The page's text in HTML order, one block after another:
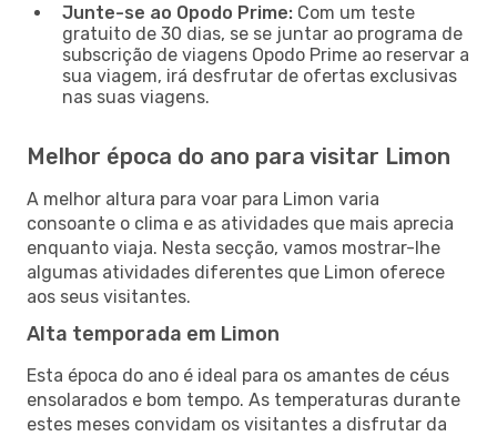
Junte-se ao Opodo Prime: Com um teste
gratuito de 30 dias, se se juntar ao programa de
subscrição de viagens Opodo Prime ao reservar a
sua viagem, irá desfrutar de ofertas exclusivas
nas suas viagens.
Melhor época do ano para visitar Limon
A melhor altura para voar para Limon varia
consoante o clima e as atividades que mais aprecia
enquanto viaja. Nesta secção, vamos mostrar-lhe
algumas atividades diferentes que Limon oferece
aos seus visitantes.
Alta temporada em Limon
Esta época do ano é ideal para os amantes de céus
ensolarados e bom tempo. As temperaturas durante
estes meses convidam os visitantes a disfrutar da